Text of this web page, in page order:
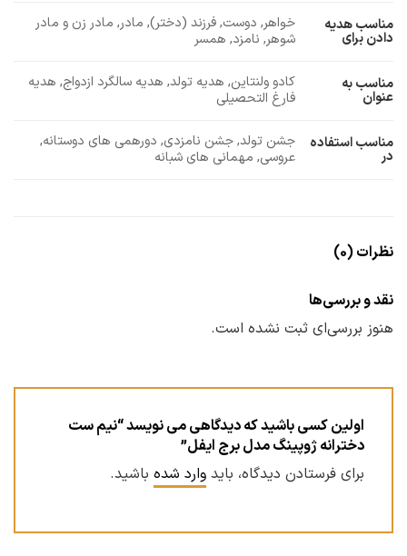
مناسب هدیه
دادن برای
خواهر, دوست, فرزند (دختر), مادر, مادر زن و مادر
شوهر, نامزد, همسر
مناسب به
عنوان
کادو ولنتاین, هدیه تولد, هدیه سالگرد ازدواج, هدیه
فارغ التحصیلی
مناسب استفاده
در
جشن تولد, جشن نامزدی, دورهمی های دوستانه,
عروسی, مهمانی های شبانه
نظرات (0)
نقد و بررسی‌ها
هنوز بررسی‌ای ثبت نشده است.
اولین کسی باشید که دیدگاهی می نویسد “نیم ست
دخترانه ژوپینگ مدل برج ایفل”
برای فرستادن دیدگاه، باید وارد شده باشید.